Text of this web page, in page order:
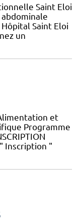
Saint Eloi
Saint Eloi
un
et
Programme
Inscription "